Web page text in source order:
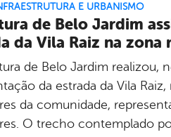
E URBANISMO
de Belo Jardim
da Vila Raiz na zona
de Belo Jardim realizou,
da estrada da Vila
da comunidade,
O trecho contemplado